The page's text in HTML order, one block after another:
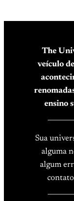
The
veículo
ensino
Sua
alguma
algum